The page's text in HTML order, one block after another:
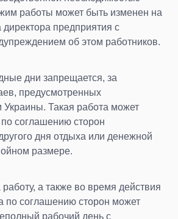
работы может быть изменен на
предприятия с
об этом работников.
дни запрещается, за
предусмотренных
Украины. Такая работа может
соглашению сторон
дня отдыха или денежной
размере.
а также во время действия
по соглашению сторон может
рабочий день с